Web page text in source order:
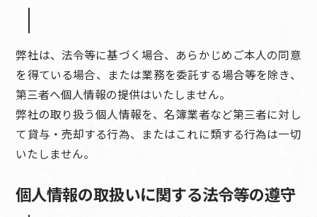
弊社は、法令等に基づく場合、あらかじめご本人の同意
を得ている場合、または業務を委託する場合等を除き、
第三者へ個人情報の提供はいたしません。
弊社の取り扱う個人情報を、名簿業者など第三者に対し
て貸与・売却する行為、またはこれに類する行為は一切
いたしません。
個人情報の取扱いに関する法令等の遵守